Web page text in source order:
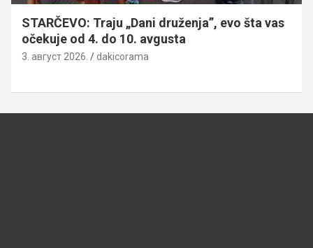
STARČEVO: Traju „Dani druženja”, evo šta vas
očekuje od 4. do 10. avgusta
3. август 2026. dakicorama